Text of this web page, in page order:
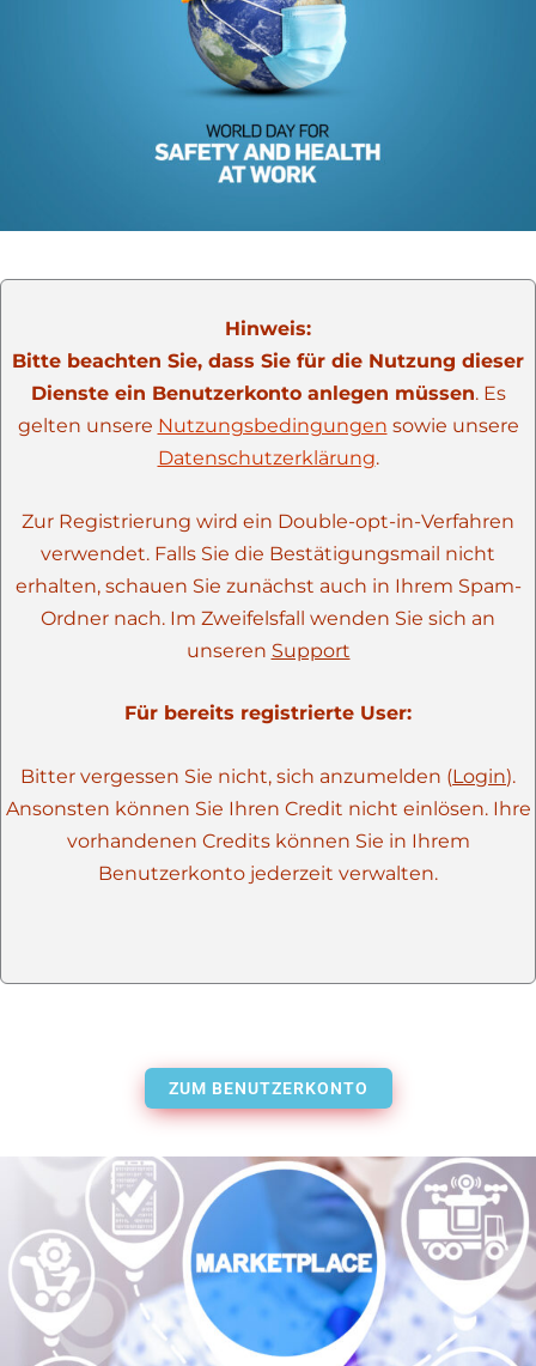
Hinweis:
Bitte beachten Sie, dass Sie für die Nutzung dieser
Dienste ein Benutzerkonto anlegen müssen. Es
gelten unsere Nutzungsbedingungen sowie unsere
Datenschutzerklärung.
Zur Registrierung wird ein Double-opt-in-Verfahren
verwendet. Falls Sie die Bestätigungsmail nicht
erhalten, schauen Sie zunächst auch in Ihrem Spam-
Ordner nach. Im Zweifelsfall wenden Sie sich an
unseren Support
Für bereits registrierte User:
Bitter vergessen Sie nicht, sich anzumelden (Login).
Ansonsten können Sie Ihren Credit nicht einlösen. Ihre
vorhandenen Credits können Sie in Ihrem
Benutzerkonto jederzeit verwalten.
ZUM BENUTZERKONTO